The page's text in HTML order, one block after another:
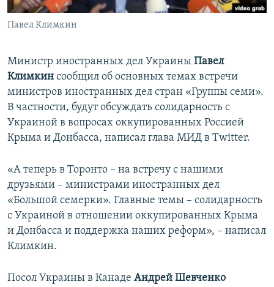
ELIFBE
УКРАИНСКАЯ ПРОБЛЕМА КРЫМА
Павел Климкин
Министр иностранных дел Украины Павел
Климкин сообщил об основных темах встречи
министров иностранных дел стран «Группы семи».
В частности, будут обсуждать солидарность с
Украиной в вопросах оккупированных Россией
Крыма и Донбасса, написал глава МИД в Twitter.
«А теперь в Торонто – на встречу с нашими
друзьями – министрами иностранных дел
«Большой семерки». Главные темы – солидарность
с Украиной в отношении оккупированных Крыма
и Донбасса и поддержка наших реформ», – написал
Климкин.
Посол Украины в Канаде Андрей Шевченко